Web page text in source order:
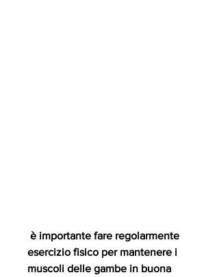
esercizio fisico per mantenere i
muscoli delle gambe in buona